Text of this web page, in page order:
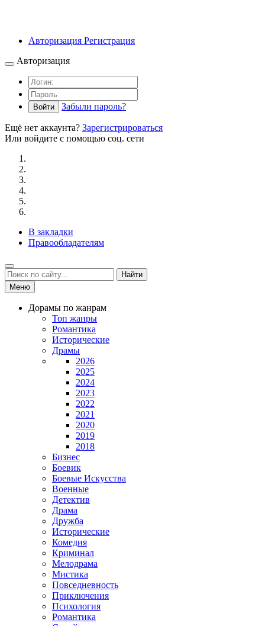
Авторизация Регистрация
Авторизация
Войти Забыли пароль?
Ещё нет аккаунта? Зарегистрироваться
Или войдите с помощью соц. сети
В закладки
Правообладателям
Найти
Меню
Дорамы по жанрам
Топ жанры
Романтика
Исторические
Драмы
2026
2025
2024
2023
2022
2021
2020
2019
2018
Бизнес
Боевик
Боевые Искусства
Военные
Детектив
Драма
Дружба
Исторические
Комедия
Криминал
Мелодрама
Мистика
Повседневность
Приключения
Психология
Романтика